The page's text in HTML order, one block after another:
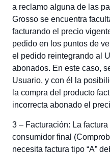
a reclamo alguna de las
Grosso se encuentra
facturando el precio
pedido en los puntos de
el pedido reintegrando al
abonados. En este caso,
Usuario, y con él la
la compra del producto
incorrecta abonado el
3 – Facturación: La
consumidor final
necesita factura tipo “A”